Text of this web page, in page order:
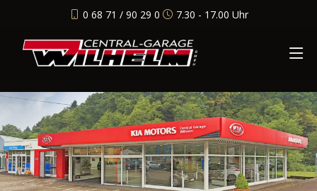
0 68 71 / 90 29 0 7.30 - 17.00 Uhr